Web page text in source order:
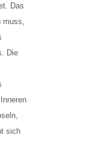
Das
Die
sich